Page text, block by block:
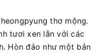
thơ mộng.
tươi xen lẫn với các
Hòn đảo như một bản